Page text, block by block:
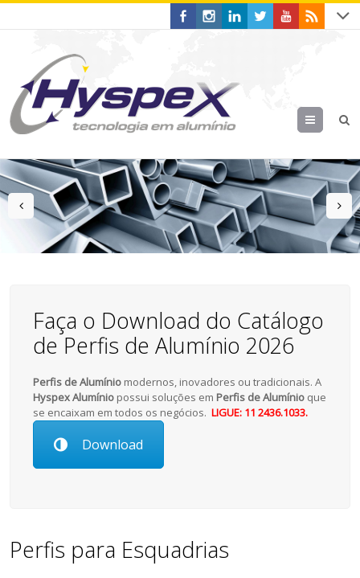
Menu
prev
Faça o Download do Catálogo
de Perfis de Alumínio 2026
Perfis de Alumínio modernos, inovadores ou tradicionais. A
Hyspex Alumínio possui soluções em Perfis de Alumínio que
se encaixam em todos os negócios.LIGUE: 11 2436.1033.
Download
Perfis para Esquadrias